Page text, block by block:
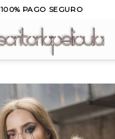
100% PAGO SEGURO